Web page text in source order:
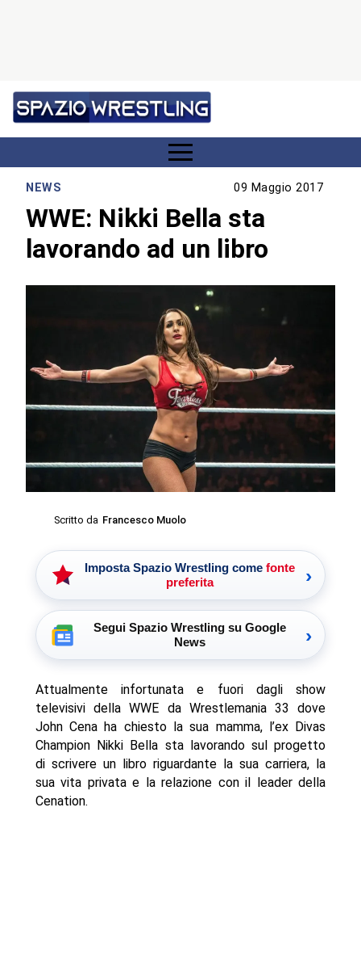
NEWS 09 Maggio 2017
WWE: Nikki Bella sta
lavorando ad un libro
Scritto da Francesco Muolo
Imposta Spazio Wrestling come fonte
preferita
›
Segui Spazio Wrestling su Google
News
›
Attualmente infortunata e fuori dagli show
televisivi della WWE da Wrestlemania 33 dove
John Cena ha chiesto la sua mamma, l’ex Divas
Champion Nikki Bella sta lavorando sul progetto
di scrivere un libro riguardante la sua carriera, la
sua vita privata e la relazione con il leader della
Cenation.